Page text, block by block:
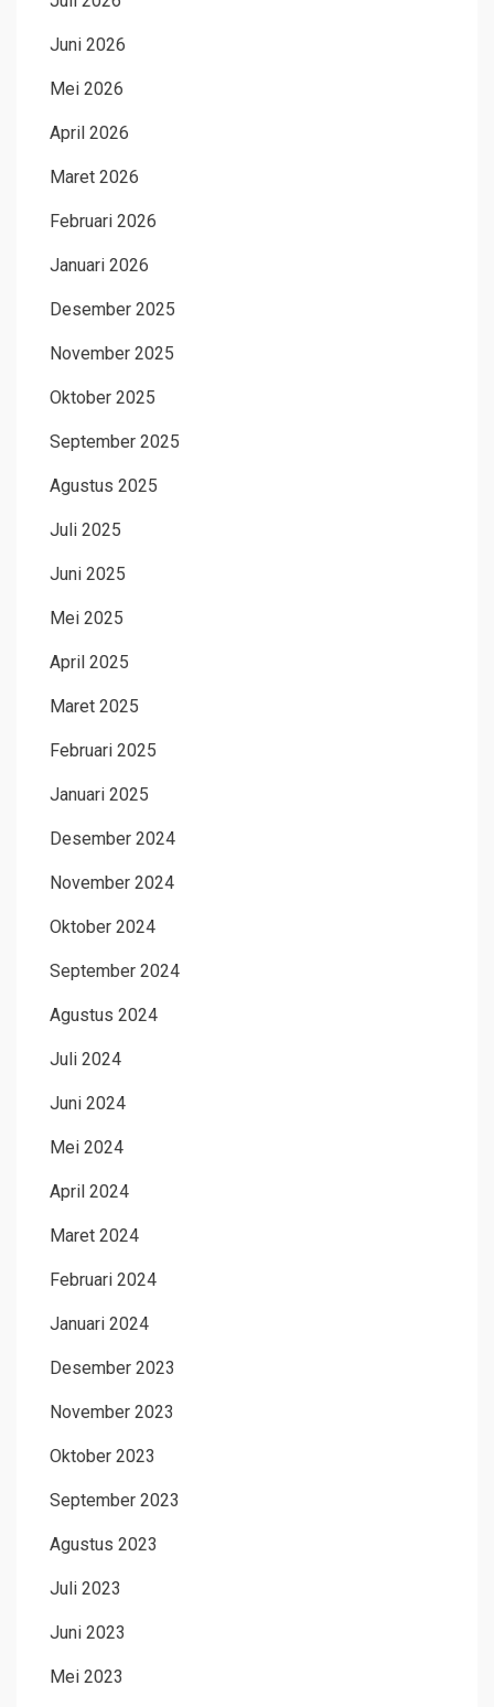
Juni 2026
Mei 2026
April 2026
Maret 2026
Februari 2026
Januari 2026
Desember 2025
November 2025
Oktober 2025
September 2025
Agustus 2025
Juli 2025
Juni 2025
Mei 2025
April 2025
Maret 2025
Februari 2025
Januari 2025
Desember 2024
November 2024
Oktober 2024
September 2024
Agustus 2024
Juli 2024
Juni 2024
Mei 2024
April 2024
Maret 2024
Februari 2024
Januari 2024
Desember 2023
November 2023
Oktober 2023
September 2023
Agustus 2023
Juli 2023
Juni 2023
Mei 2023